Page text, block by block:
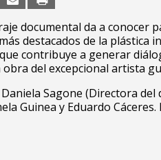
documental da a conocer
destacados de la plástica
contribuye a generar
del excepcional artista
Daniela Sagone (Directora
Guinea y Eduardo